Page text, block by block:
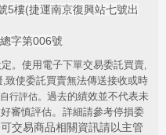
5樓(捷運南京復興站七號出
字第006號
。使用電子下單交易委託買賣
致使委託買賣無法傳送接收或時
行評估。 過去的績效並不代表未
審慎評估。 詳細請參考停損委
交易商品相關資訊請以主管